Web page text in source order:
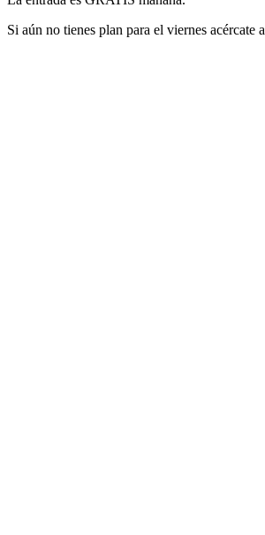
Si aún no tienes plan para el viernes acércate a